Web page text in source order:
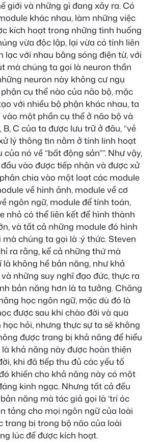
giới và những gì đang xảy ra. Có
khác nhau, làm những việc
kích hoạt trong những tình huống
vừa độc lập, lại vừa có tính liên
lạc với nhau bằng sóng điện từ, với
mà chúng ta gọi là neuron thần
neuron này không cư ngụ
cụ thể nào của não bộ, mặc
với nhiều bộ phận khác nhau, ta
một phần cụ thể ở não bộ và
B, C của ta được lưu trữ ở đâu, “vẻ
lý thông tin nằm ở tính linh hoạt
nó về “bất động sản””. Như vậy,
vào được tiếp nhận và được xử
chia vào một loạt các module
về hình ảnh, module về cơ
ngôn ngữ, module để tính toán,
nhỏ có thể liên kết để hình thành
và tất cả những module đó hình
chúng ta gọi là :ý thức. Steven
ra rằng, kể cả những thứ mà
không hề bản năng, như khả
những suy nghĩ đạo đức, thực ra
bản năng hơn là ta tưởng. Chăng
học ngôn ngữ, mặc dù đó là
được sau khi chào đời và qua
hỏi, nhưng thực sự ta sẽ không
được trang bị khả năng để hiểu
khả năng này được hoàn thiện
khi đã tiếp thu đủ các yếu tố
khiến cho khả năng này có một
kinh ngạc. Nhưng tất cả đều
năng mà tác giả gọi là ‘trí óc
tảng cho mọi ngôn ngữ của loài
trang bị trong bộ não của loài
lúc để được kích hoạt.